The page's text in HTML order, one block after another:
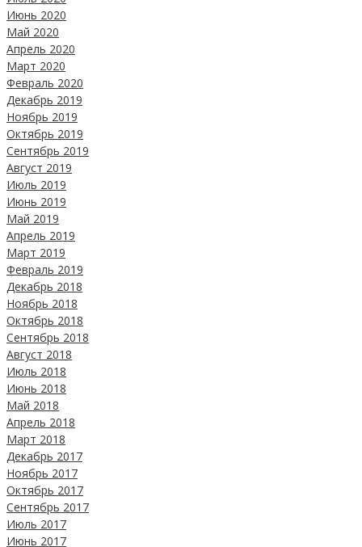
Июнь 2020
Май 2020
Апрель 2020
Март 2020
Февраль 2020
Декабрь 2019
Ноябрь 2019
Октябрь 2019
Сентябрь 2019
Август 2019
Июль 2019
Июнь 2019
Май 2019
Апрель 2019
Март 2019
Февраль 2019
Декабрь 2018
Ноябрь 2018
Октябрь 2018
Сентябрь 2018
Август 2018
Июль 2018
Июнь 2018
Май 2018
Апрель 2018
Март 2018
Декабрь 2017
Ноябрь 2017
Октябрь 2017
Сентябрь 2017
Июль 2017
Июнь 2017